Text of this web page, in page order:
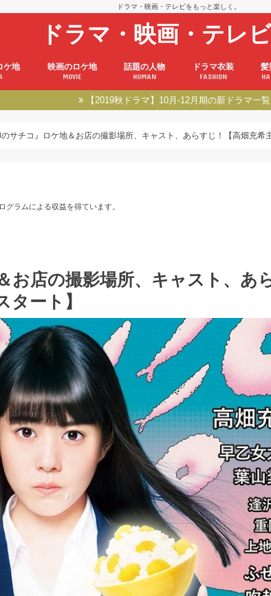
ドラマ・映画・テレビをもっと楽しく。
ドラマ・映画・テレ
ケ地 映画のロケ地
MOVIE
話題の人物
HUMAN
ドラマ衣装
FASHION
髪
【2019秋ドラマ】10月-12月期の新ドラマ一覧
のサチコ』ロケ地＆お店の撮影場所、キャスト、あらすじ！【高畑充希
グラムによる収益を得ています。
お店の撮影場所、キャスト、あ
タート】